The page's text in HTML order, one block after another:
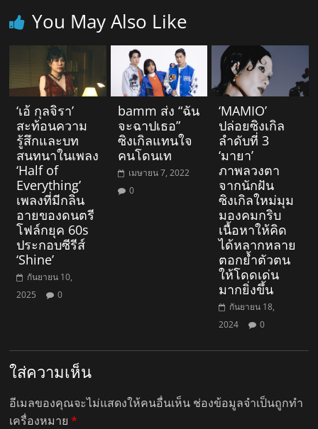
You May Also Like
‘เอ้ กุลจิรา’
สะท้อนความ
รู้สึกและบท
สนทนาในเพลง
‘Half of
Everything’
เพลงที่มีกลิ่น
อายของดนตรี
โฟล์กยุค 60s
ประกอบซีรีส์
‘Shine’
กันยายน 10,
2025
0
bamm ส่ง “ฉัน
จะฉาปเธอ”
ซิงเกิลแทนใจ
คนโดนเท
เมษายน 7, 2022
0
‘MAMIO’
ปล่อยซิงเกิล
ลำดับที่ 3
‘มายา’
ภาพลวงตา
จากนักฝัน
ซิงเกิลใหม่มุม
มองคมกริบ
เนื้อหาให้คิด
ได้หลากหลาย
ตอกย้ำตัวตน
ให้โดดเด่น
มากยิ่งขึ้น
กันยายน 18,
2024
0
ใส่ความเห็น
อีเมลของคุณจะไม่แสดงให้คนอื่นเห็น ช่องข้อมูลจำเป็นถูกทำ
เครื่องหมาย*